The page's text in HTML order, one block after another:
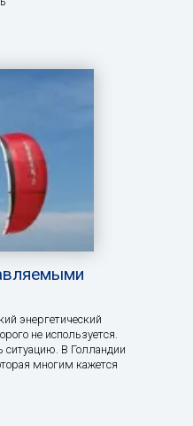
энергетический
не используется.
ситуацию. В Голландии
многим кажется